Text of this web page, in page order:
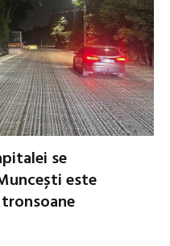
se
este